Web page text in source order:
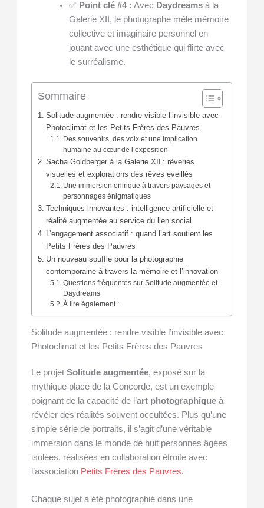
✅ Point clé #4 : Avec Daydreamsà la
Galerie XII, le photographe mêle mémoire
collective et imaginaire personnel en
jouant avec une esthétique qui flirte avec
le surréalisme.
Sommaire
Solitude augmentée : rendre visible l’invisible avec
Photoclimat et les Petits Frères des Pauvres
Des souvenirs, des voix et une implication
humaine au cœur de l’exposition
Sacha Goldberger à la Galerie XII : rêveries
visuelles et explorations des rêves éveillés
Une immersion onirique à travers paysages et
personnages énigmatiques
Techniques innovantes : intelligence artificielle et
réalité augmentée au service du lien social
L’engagement associatif : quand l’art soutient les
Petits Frères des Pauvres
Un nouveau souffle pour la photographie
contemporaine à travers la mémoire et l’innovation
Questions fréquentes sur Solitude augmentée et
Daydreams
À lire également :
Solitude augmentée : rendre visible l’invisible avec
Photoclimat et les Petits Frères des Pauvres
Le projetSolitude augmentée, exposé sur la
mythique place de la Concorde, est un exemple
poignant de la capacité de l’art photographique à
révéler des réalités souvent occultées. Plus qu’une
simple série de portraits, il s’agit d’une véritable
immersion dans le monde de huit personnes âgées
isolées, réalisées en collaboration étroite avec
l’association Petits Frères des Pauvres.
Chaque sujet a été photographié dans une